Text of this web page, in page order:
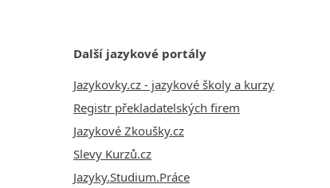
Další jazykové portály
Jazykovky.cz - jazykové školy a kurzy
Registr překladatelských firem
Jazykové Zkoušky.cz
Slevy Kurzů.cz
Jazyky.Studium.Práce